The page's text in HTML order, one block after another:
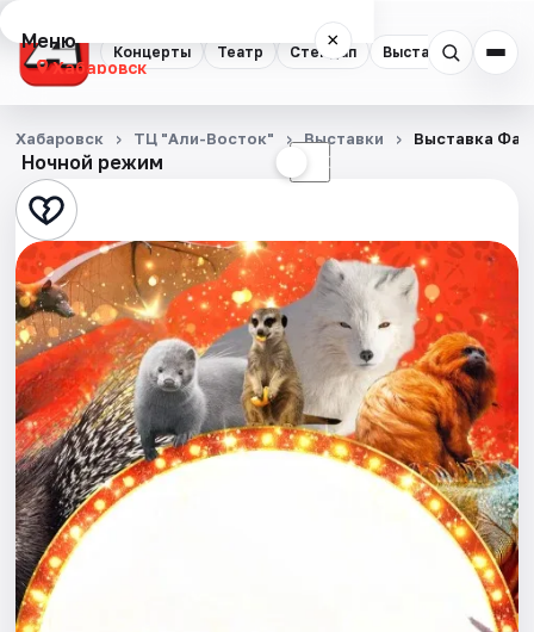
Концерты Театр Стендап Выставки
Меню ×
Хабаровск
Концерты
Театр
Стендап
Выставки
Экскурсии
Спорт
События
Города
Площадки
Ночной режим ☾
Хабаровск ТЦ "Али-Восток" Выставки Выставка